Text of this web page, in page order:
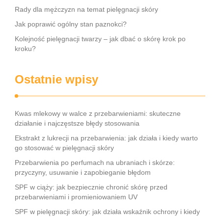
Rady dla mężczyzn na temat pielęgnacji skóry
Jak poprawić ogólny stan paznokci?
Kolejność pielęgnacji twarzy – jak dbać o skórę krok po
kroku?
Ostatnie wpisy
Kwas mlekowy w walce z przebarwieniami: skuteczne
działanie i najczęstsze błędy stosowania
Ekstrakt z lukrecji na przebarwienia: jak działa i kiedy warto
go stosować w pielęgnacji skóry
Przebarwienia po perfumach na ubraniach i skórze:
przyczyny, usuwanie i zapobieganie błędom
SPF w ciąży: jak bezpiecznie chronić skórę przed
przebarwieniami i promieniowaniem UV
SPF w pielęgnacji skóry: jak działa wskaźnik ochrony i kiedy